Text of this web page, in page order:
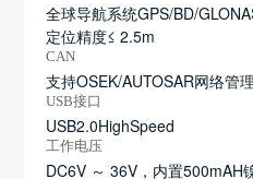
全球导航系统GPS/BD/
定位精度≤ 2.5m
CAN
支持OSEK/AUTOSAR网络管
USB接口
USB2.0HighSpeed
工作电压
DC6V ～ 36V，内置500mAH